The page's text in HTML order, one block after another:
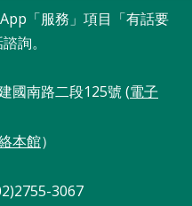
「服務」項目「有話要
詢。
國南路二段125號 (電子
本館）
3067